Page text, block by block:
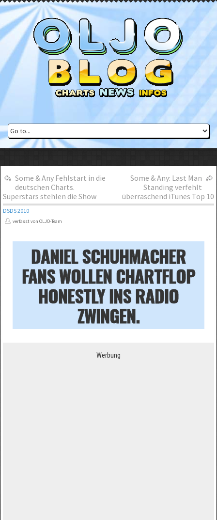
Some & Any Fehlstart in die
deutschen Charts.
Superstars stehlen die Show
Some & Any: Last Man
Standing verfehlt
überraschend iTunes Top 10
DSDS 2010
verfasst von OLJO-Team
DANIEL SCHUHMACHER
FANS WOLLEN CHARTFLOP
HONESTLY INS RADIO
ZWINGEN.
Werbung